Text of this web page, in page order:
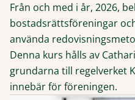
Från och med i år, 2026,
bostadsrättsföreningar
använda
Denna kurs hålls av
grundarna till regelverket
innebär för föreningen.